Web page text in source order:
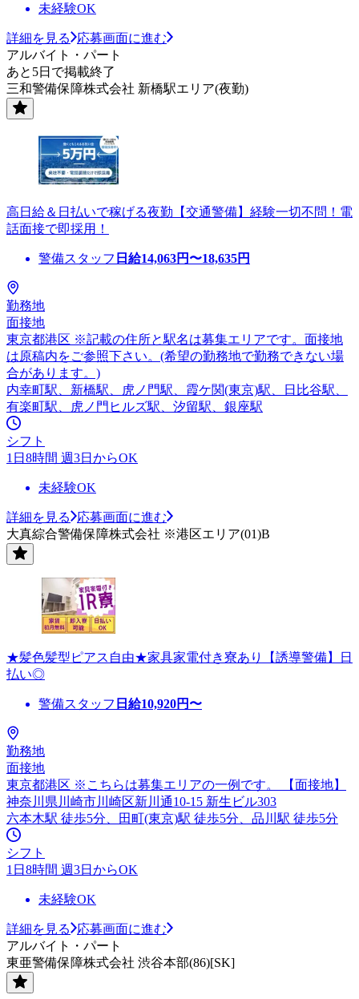
未経験OK
詳細を見る
応募画面に進む
アルバイト・パート
あと5日で掲載終了
三和警備保障株式会社 新橋駅エリア(夜勤)
高日給＆日払いで稼げる夜勤【交通警備】経験一切不問！電
話面接で即採用！
警備スタッフ 日給14,063円〜18,635円
勤務地
面接地
東京都港区 ※記載の住所と駅名は募集エリアです。面接地
は原稿内をご参照下さい。(希望の勤務地で勤務できない場
合があります。)
内幸町駅、新橋駅、虎ノ門駅、霞ケ関(東京)駅、日比谷駅、
有楽町駅、虎ノ門ヒルズ駅、汐留駅、銀座駅
シフト
1日8時間 週3日からOK
未経験OK
詳細を見る
応募画面に進む
大真綜合警備保障株式会社 ※港区エリア(01)B
★髪色髪型ピアス自由★家具家電付き寮あり【誘導警備】日
払い◎
警備スタッフ 日給10,920円〜
勤務地
面接地
東京都港区 ※こちらは募集エリアの一例です。 【面接地】
神奈川県川崎市川崎区新川通10-15 新生ビル303
六本木駅 徒歩5分、田町(東京)駅 徒歩5分、品川駅 徒歩5分
シフト
1日8時間 週3日からOK
未経験OK
詳細を見る
応募画面に進む
アルバイト・パート
東亜警備保障株式会社 渋谷本部(86)[SK]